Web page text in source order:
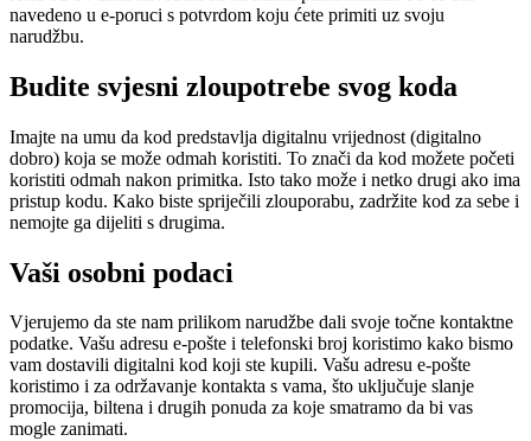
navedeno u e-poruci s potvrdom koju ćete primiti uz svoju
narudžbu.
Budite svjesni zloupotrebe svog koda
Imajte na umu da kod predstavlja digitalnu vrijednost (digitalno
dobro) koja se može odmah koristiti. To znači da kod možete početi
koristiti odmah nakon primitka. Isto tako može i netko drugi ako ima
pristup kodu. Kako biste spriječili zlouporabu, zadržite kod za sebe i
nemojte ga dijeliti s drugima.
Vaši osobni podaci
Vjerujemo da ste nam prilikom narudžbe dali svoje točne kontaktne
podatke. Vašu adresu e-pošte i telefonski broj koristimo kako bismo
vam dostavili digitalni kod koji ste kupili. Vašu adresu e-pošte
koristimo i za održavanje kontakta s vama, što uključuje slanje
promocija, biltena i drugih ponuda za koje smatramo da bi vas
mogle zanimati.